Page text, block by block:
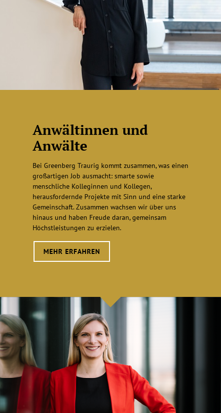
Anwältinnen und
Anwälte
Bei Greenberg Traurig kommt zusammen, was einen
großartigen Job ausmacht: smarte sowie
menschliche Kolleginnen und Kollegen,
herausfordernde Projekte mit Sinn und eine starke
Gemeinschaft. Zusammen wachsen wir über uns
hinaus und haben Freude daran, gemeinsam
Höchstleistungen zu erzielen.
MEHR ERFAHREN